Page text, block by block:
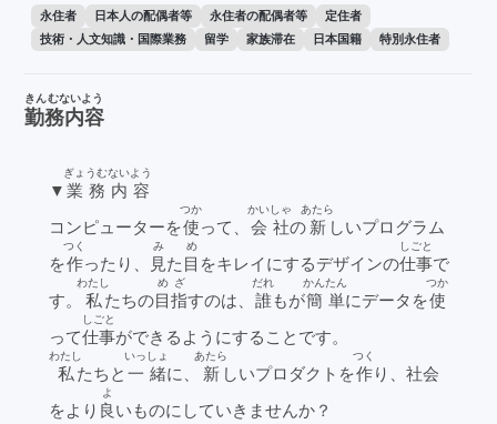
永住者 日本人の配偶者等 永住者の配偶者等
定住者
技術・人文知識・国際業務
留学 家族滞在 日本国籍 特別永住者
勤務内容
きんむないよう
▼ 業務内容
ぎょうむないよう
コンピューターを使
つか
って、 会社
かいしゃ
の新
あたら
しいプログラム
を作
つく
ったり、 見
み
た目
め
をキレイにするデザインの仕事
しごと
で
す。
私
わたし
たちの目指
めざ
すのは、 誰
だれ
もが簡単
かんたん
にデータを使
つか
って仕事
しごと
ができるようにすることです。
私
わたし
たちと 一緒
いっしょ
に、 新
あたら
しいプロダクトを作
つく
り、社会
をより 良
よ
いものにしていきませんか？